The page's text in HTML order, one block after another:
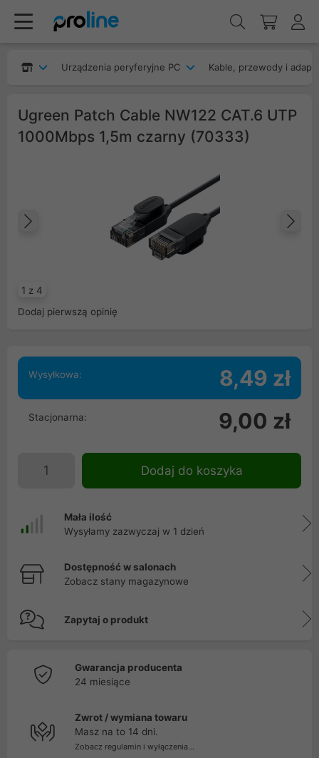
Urządzenia peryferyjne PC Kable, przewody i
Ugreen Patch Cable NW122 CAT.6 UTP
1000Mbps 1,5m czarny (70333)
1 z 4
Poprzedni
Dodaj pierwszą opinię
Wysyłkowa: 8,49 zł
Stacjonarna: 9,00 zł
Dodaj do koszyka
Mała ilość
Wysyłamy zazwyczaj w 1 dzień
Dostępność w salonach
Zobacz stany magazynowe
Zapytaj o produkt
Gwarancja producenta
24 miesiące
Zwrot / wymiana towaru
Masz na to 14 dni.
Zobacz regulamin i wyłączenia...